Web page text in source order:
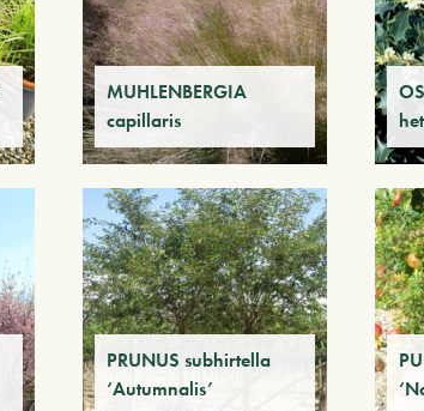
MUHLENBERGIA
capillaris
PRUNUS subhirtella
‘Autumnalis’